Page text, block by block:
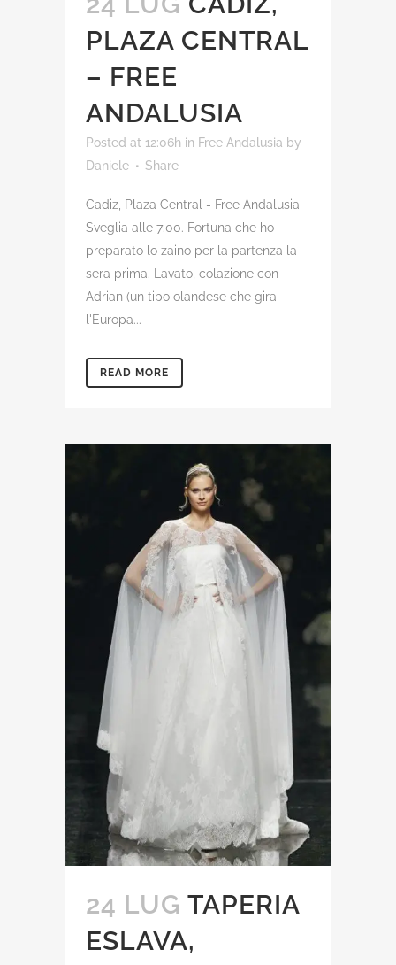
PLAZA CENTRAL
– FREE
ANDALUSIA
Posted at 12:06h in Free Andalusia by
Daniele
Share
Cadiz, Plaza Central - Free Andalusia
Sveglia alle 7:00. Fortuna che ho
preparato lo zaino per la partenza la
sera prima. Lavato, colazione con
Adrian (un tipo olandese che gira
l'Europa...
READ MORE
24 LUG TAPERIA
ESLAVA,